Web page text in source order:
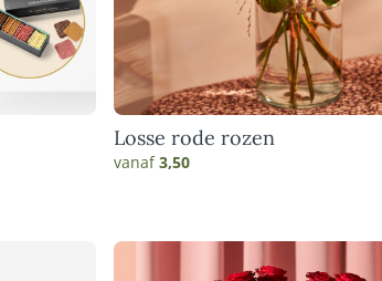
Losse rode rozen
vanaf3,50